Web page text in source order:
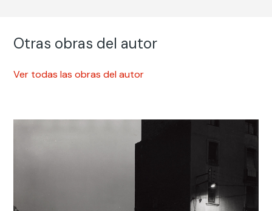
Otras obras del autor
Ver todas las obras del autor